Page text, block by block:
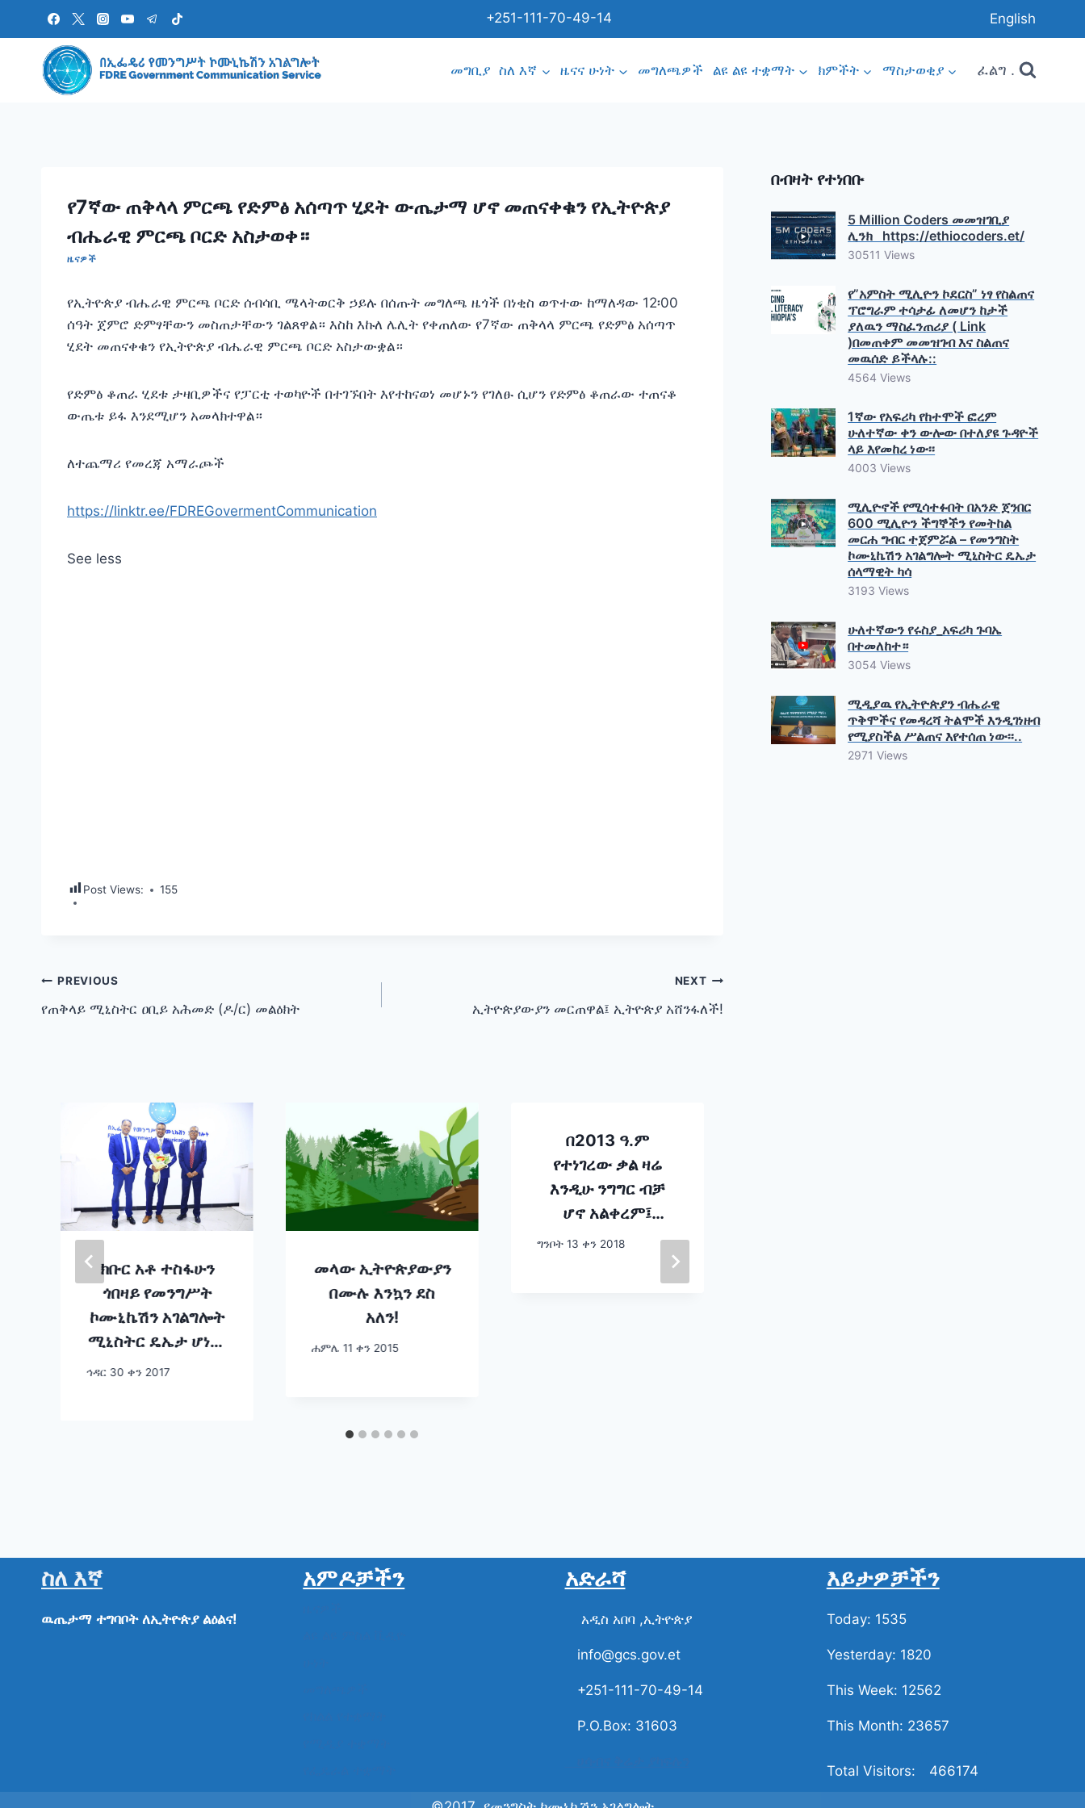
content
+251-111-70-49-14 English
መግቢያ ስለ እኛ ዜናና ሁነት መግለጫዎች ልዩ ልዩ ተቋማት ክምችት ማስታወቂያ ፈልግ .
የ7ኛው ጠቅላላ ምርጫ የድምፅ አሰጣጥ ሂደት ውጤታማ ሆኖ መጠናቀቁን የኢትዮጵያ
ብሔራዊ ምርጫ ቦርድ አስታወቀ።
ዜናዎች
የኢትዮጵያ ብሔራዊ ምርጫ ቦርድ ሰብሳቢ ሜላትወርቅ ኃይሉ በሰጡት መግለጫ ዜጎች በነቂስ ወጥተው ከማለዳው 12፡00
ሰዓት ጀምሮ ድምፃቸውን መስጠታቸውን ገልጸዋል። እስከ እኩለ ሌሊት የቀጠለው የ7ኛው ጠቅላላ ምርጫ የድምፅ አሰጣጥ
ሂደት መጠናቀቁን የኢትዮጵያ ብሔራዊ ምርጫ ቦርድ አስታውቋል።
የድምፅ ቆጠራ ሂደቱ ታዛቢዎችና የፓርቲ ተወካዮች በተገኙበት እየተከናወነ መሆኑን የገለፁ ሲሆን የድምፅ ቆጠራው ተጠናቆ
ውጤቱ ይፋ እንደሚሆን አመላክተዋል።
ለተጨማሪ የመረጃ አማራጮች
https://linktr.ee/FDREGovermentCommunication
See less
Post Views: 155
Post
navigation
PREVIOUS
የጠቅላይ ሚኒስትር ዐቢይ አሕመድ (ዶ/ር) መልዕክት
NEXT
ኢትዮጵያውያን መርጠዋል፤ ኢትዮጵያ አሸንፋለች!
ክቡር አቶ ተስፋሁን
ጎበዛይ የመንግሥት
ኮሙኒኬሽን አገልግሎት
ሚኒስትር ዴኤታ ሆነው
ተሾሙ
ኅዳር 30 ቀን 2017
መላው ኢትዮጵያውያን
በሙሉ እንኳን ደስ
አለን!
ሐምሌ 11 ቀን 2015
በ2013 ዓ.ም
የተነገረው ቃል ዛሬ
እንዲሁ ንግግር ብቻ
ሆኖ አልቀረም፤
ኢትዮጵያ በተግባር
ግንቦት 13 ቀን 2018
በብዛት የተነበቡ
5 Million Coders መመዝገቢያ
ሊንክ https://ethiocoders.et/
30511 Views
የ”አምስት ሚሊዮን ኮደርስ” ነፃ የስልጠና
ፕሮግራም ተሳታፊ ለመሆን ከታች
ያለዉን ማስፈንጠሪያ ( Link
)በመጠቀም መመዝገብ እና ስልጠና
መዉሰድ ይችላሉ::
4564 Views
1ኛው የአፍሪካ የከተሞች ፎረም
ሁለተኛው ቀን ውሎው በተለያዩ ጉዳዮች
ላይ እየመከረ ነው፡፡
4003 Views
ሚሊዮኖች የሚሳተፉበት በአንድ ጀንበር
600 ሚሊዮን ችግኞችን የመትከል
መርሐ ግብር ተጀምሯል – የመንግስት
ኮሙኒኬሽን አገልግሎት ሚኒስትር ዴኤታ
ሰላማዊት ካሳ
3193 Views
ሁለተኛውን የሩስያ_አፍሪካ ጉባኤ
በተመለከተ።
3054 Views
ሚዲያዉ የኢትዮጵያን ብሔራዊ
ጥቅሞችና የመዳረሻ ትልሞች እንዲገነዘብ
የሚያስችል ሥልጠና እየተሰጠ ነው፡፡..
2971 Views
ስለ እኛ
ዉጤታማ ተግባቦት ለኢትዮጵያ ልዕልና!
አምዶቻችን አድራሻ
አዲስ አበባ ,ኢትዮጵያ
info@gcs.gov.et
+251-111-70-49-14
P.O.Box: 31603
እይታዎቻችን
Today: 1535
Yesterday: 1820
This Week: 12562
This Month: 23657
Total Visitors: 466174